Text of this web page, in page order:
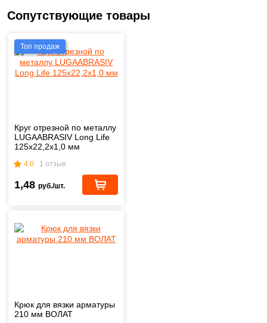
Сопутствующие товары
Топ продаж
Круг отрезной по металлу
LUGAABRASIV Long Life
125x22,2x1,0 мм
4.0 1 отзыв
1,48 руб./шт.
Крюк для вязки арматуры
210 мм ВОЛАТ